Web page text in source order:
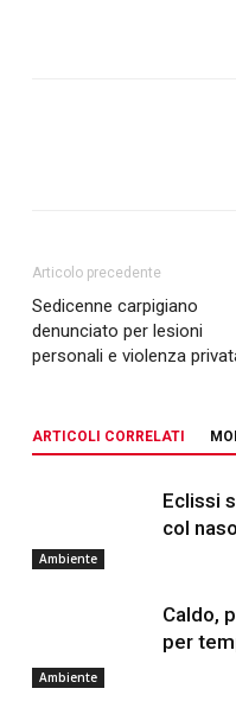
Articolo precedente
Sedicenne carpigiano
denunciato per lesioni
personali e violenza
ARTICOLI CORRELATI
Ambiente
Eclissi
col
Ambiente
Caldo,
per